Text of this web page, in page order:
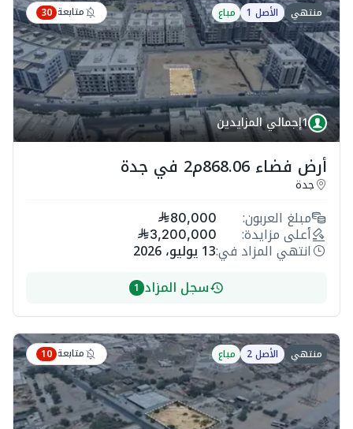
منتهي الأصل 1 مباع متابعة 30
1إجمالي المزايدين
أرض فضاء 868.06م2 في جدة
جدة
مبلغ العربون: 80,000
أعلى مزايدة: 3,200,000
انتهي المزاد في:13 يوليو، 2026
سجل المزاد 1
منتهي الأصل 2 مباع متابعة 10